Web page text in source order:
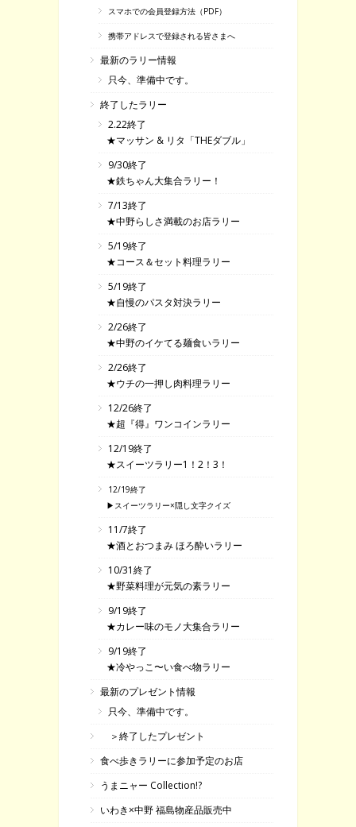
スマホでの会員登録方法（PDF）
携帯アドレスで登録される皆さまへ
最新のラリー情報
只今、準備中です。
終了したラリー
2.22終了
★マッサン & リタ「THEダブル」
9/30終了
★鉄ちゃん大集合ラリー！
7/13終了
★中野らしさ満載のお店ラリー
5/19終了
★コース＆セット料理ラリー
5/19終了
★自慢のパスタ対決ラリー
2/26終了
★中野のイケてる麺食いラリー
2/26終了
★ウチの一押し肉料理ラリー
12/26終了
★超『得』ワンコインラリー
12/19終了
★スイーツラリー1！2！3！
12/19終了
▶スイーツラリー×隠し文字クイズ
11/7終了
★酒とおつまみ ほろ酔いラリー
10/31終了
★野菜料理が元気の素ラリー
9/19終了
★カレー味のモノ大集合ラリー
9/19終了
★冷やっこ〜い食べ物ラリー
最新のプレゼント情報
只今、準備中です。
＞終了したプレゼント
食べ歩きラリーに参加予定のお店
うまニャー Collection!?
いわき×中野 福島物産品販売中